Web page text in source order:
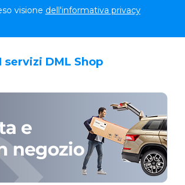
visione dell'informativa privacy
I servizi DML Shop